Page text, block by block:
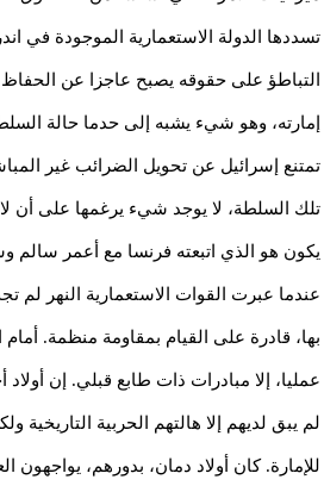
تسددها الدولة الاستعمارية الموجودة في
التباطؤ على حقوقه يصبح عاجزا عن
إمارته، وهو شيء يشبه إلى حدما حالة
تمتنع إسرائيل عن تحويل الضرائب غير
تلك السلطة، لا يوجد شيء يرغمها على أن
يكون هو الذي اتبعته فرنسا مع أعمر سالم
عندما عبرت القوات الاستعمارية النهر لم
بها، قادرة على القيام بمقاومة منظمة. أمام
عمليا، إلا مبادرات ذات طابع قبلي. إن
لم يبق لديهم إلا هالتهم الحربية التاريخية
للإمارة. كان أولاد دمان، بدورهم، يواجهون